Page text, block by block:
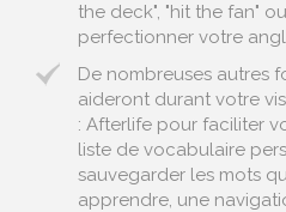
the deck", "hit the fan"
perfectionner votre
De nombreuses autres
aideront durant votre
: Afterlife pour faciliter
liste de vocabulaire
sauvegarder les mots
apprendre, une